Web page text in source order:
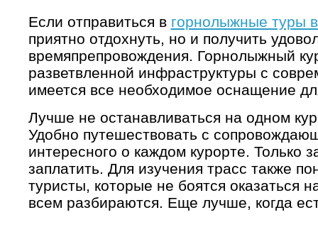
Если отправиться в горнолыжные туры
приятно отдохнуть, но и получить
времяпрепровождения. Горнолыжный
разветвленной инфраструктуры с
имеется все необходимое оснащение
Лучше не останавливаться на одном
Удобно путешествовать с
интересного о каждом курорте. Только
заплатить. Для изучения трасс также
туристы, которые не боятся оказаться
всем разбираются. Еще лучше, когда